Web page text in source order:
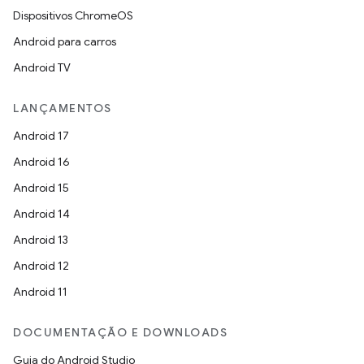
Dispositivos ChromeOS
Android para carros
Android TV
LANÇAMENTOS
Android 17
Android 16
Android 15
Android 14
Android 13
Android 12
Android 11
DOCUMENTAÇÃO E DOWNLOADS
Guia do Android Studio